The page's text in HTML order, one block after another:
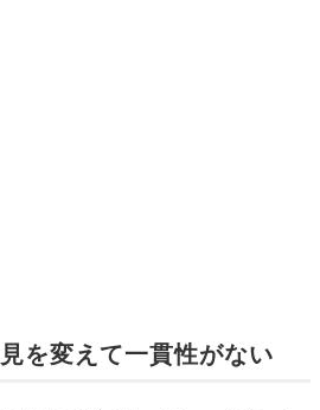
を変えて一貫性がない